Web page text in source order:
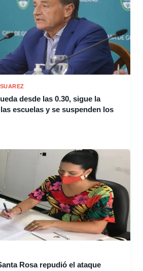
desde las 0.30, sigue la
escuelas y se suspenden los
Rosa repudió el ataque